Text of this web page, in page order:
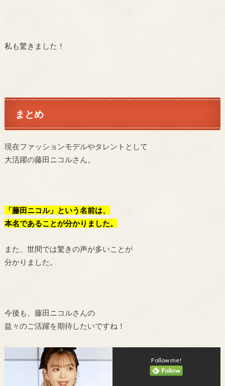
私も驚きました！
まとめ
現在ファッションモデルやタレントとして
大活躍の藤田ニコルさん。
「藤田ニコル」という名前は、
本名であることが分かりました。
また、世間では驚きの声が多いことが
分かりました。
今後も、藤田ニコルさんの
益々のご活躍を期待したいですね！
Follow me!